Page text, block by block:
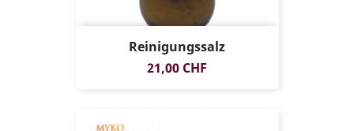
Reinigungssalz
Preis
21,00 CHF